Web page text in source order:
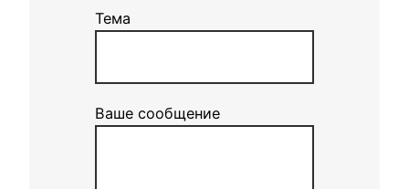
Тема
Ваше сообщение